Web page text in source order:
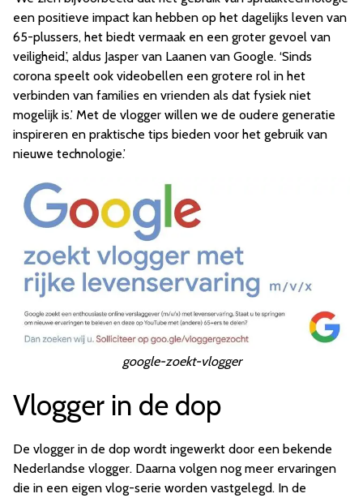
een positieve impact kan hebben op het dagelijks leven van
65-plussers, het biedt vermaak en een groter gevoel van
veiligheid.’, aldus Jasper van Laanen van Google. ‘Sinds
corona speelt ook videobellen een grotere rol in het
verbinden van families en vrienden als dat fysiek niet
mogelijk is.’ Met de vlogger willen we de oudere generatie
inspireren en praktische tips bieden voor het gebruik van
nieuwe technologie.’
google-zoekt-vlogger
Vlogger in de dop
De vlogger in de dop wordt ingewerkt door een bekende
Nederlandse vlogger. Daarna volgen nog meer ervaringen
die in een eigen vlog-serie worden vastgelegd. In de